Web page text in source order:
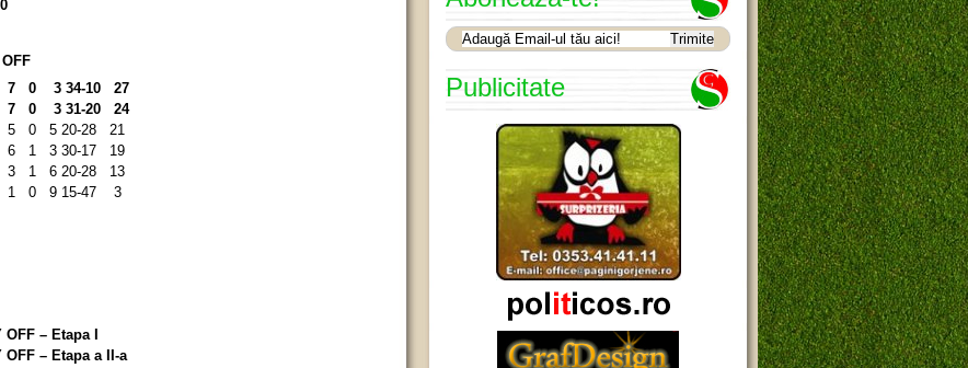
0 3 34-10 27
0 3 31-20 24
0 5 20-28 21
1 3 30-17 19
1 6 20-28 13
1 0 9 15-47 3
– Etapa I
OFF – Etapa a II-a
Publicitate